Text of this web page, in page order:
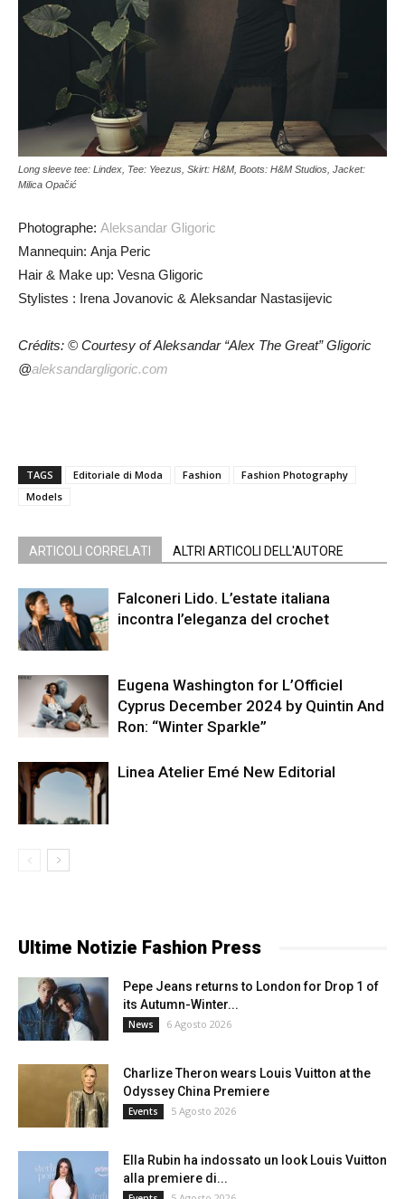
Long sleeve tee: Lindex, Tee: Yeezus, Skirt: H&M, Boots: H&M Studios, Jacket:
Milica Opačić
Photographe: Aleksandar Gligoric
Mannequin: Anja Peric
Hair & Make up: Vesna Gligoric
Stylistes : Irena Jovanovic & Aleksandar Nastasijevic
Crédits: © Courtesy of Aleksandar “Alex The Great” Gligoric
@aleksandargligoric.com
TAGS Editoriale di Moda Fashion
Fashion Photography
Models
ARTICOLI CORRELATI ALTRI ARTICOLI DELL'AUTORE
Falconeri Lido. L’estate italiana
incontra l’eleganza del crochet
Eugena Washington for L’Officiel
Cyprus December 2024 by Quintin And
Ron: “Winter Sparkle”
Linea Atelier Emé New Editorial
Ultime Notizie Fashion Press
Pepe Jeans returns to London for Drop 1 of
its Autumn-Winter...
News 6 Agosto 2026
Charlize Theron wears Louis Vuitton at the
Odyssey China Premiere
Events 5 Agosto 2026
Ella Rubin ha indossato un look Louis Vuitton
alla premiere di...